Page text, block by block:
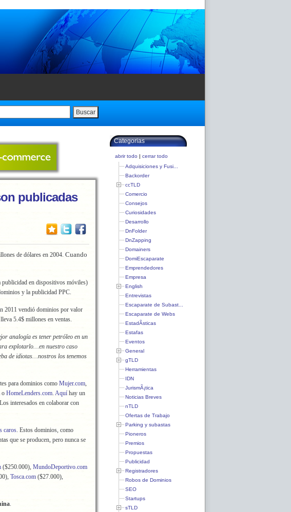
Buscar
publicadas
de dólares en 2004. Cuando
publicidad en dispositivos móviles)
y la publicidad PPC.
2011 vendió dominios por valor
5.4$ millones en ventas.
analogía es tener petróleo en un
explotarlo…en nuestro caso
de idiotas…nostros los tenemos
para dominios como Mujer.com,
o HomeLenders.com. Aquí hay un
interesados en colaborar con
caros. Estos dominios, como
que se producen, pero nunca se
($250.000), MundoDeportivo.com
Tosca.com ($27.000),
.
Categorias
abrir todo | cerrar todo
Adquisiciones y Fusi...
Backorder
ccTLD
Comercio
Consejos
Curiosidades
Desarrollo
DnFolder
DnZapping
Domainers
DomiEscaparate
Emprendedores
Empresa
English
Entrevistas
Escaparate de Subast...
Escaparate de Webs
EstadÃ­sticas
Estafas
Eventos
General
gTLD
Herramientas
IDN
JurismÃ¡tica
Noticias Breves
nTLD
Ofertas de Trabajo
Parking y subastas
Pioneros
Premios
Propuestas
Publicidad
Registradores
Robos de Dominios
SEO
Startups
sTLD